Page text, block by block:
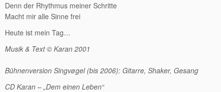
Denn der Rhythmus meiner Schritte
Macht mir alle Sinne frei
Heute ist mein Tag…
Musik & Text © Karan 2001
Bühnenversion Singvøgel (bis 2006): Gitarre, Shaker, Gesang
CD Karan – „Dem einen Leben“